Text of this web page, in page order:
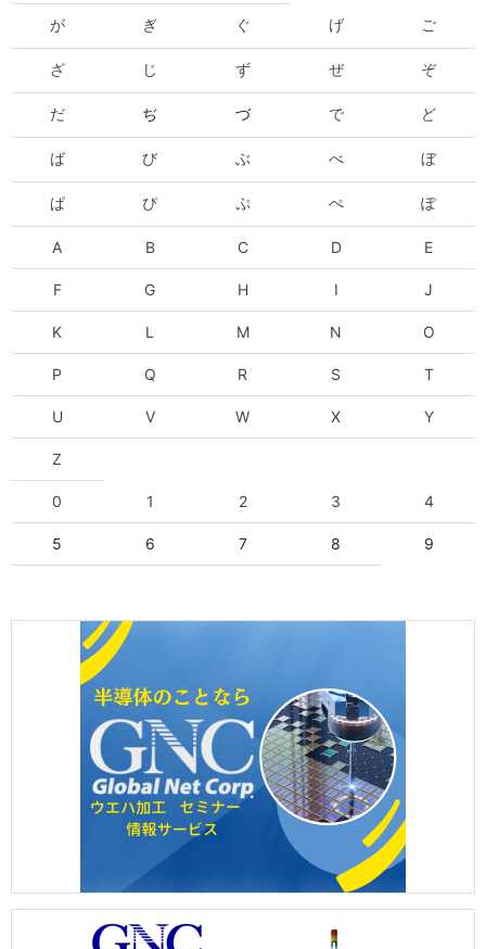
が ぎ ぐ げ ご
ざ じ ず ぜ ぞ
だ ぢ づ で ど
ば び ぶ べ ぼ
ぱ ぴ ぷ ぺ ぽ
A B C D E
F G H I J
K L M N O
P Q R S T
U V W X Y
Z
0 1 2 3 4
5 6 7 8 9